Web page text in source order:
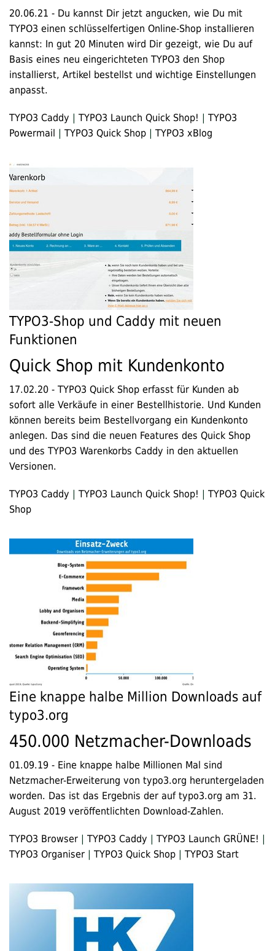
20.06.21 - Du kannst Dir jetzt angucken, wie Du mit
TYPO3 einen schlüsselfertigen Online-Shop installieren
kannst: In gut 20 Minuten wird Dir gezeigt, wie Du auf
Basis eines neu eingerichteten TYPO3 den Shop
installierst, Artikel bestellst und wichtige Einstellungen
anpasst.
TYPO3 Caddy TYPO3 Launch Quick Shop!
TYPO3
Powermail
TYPO3 Quick Shop TYPO3 xBlog
TYPO3-Shop und Caddy mit neuen
Funktionen
Quick Shop mit Kundenkonto
17.02.20 - TYPO3 Quick Shop erfasst für Kunden ab
sofort alle Verkäufe in einer Bestellhistorie. Und Kunden
können bereits beim Bestellvorgang ein Kundenkonto
anlegen. Das sind die neuen Features des Quick Shop
und des TYPO3 Warenkorbs Caddy in den aktuellen
Versionen.
TYPO3 Caddy | TYPO3 Launch Quick Shop! | TYPO3 Quick
Shop
Eine knappe halbe Million Downloads auf
typo3.org
450.000 Netzmacher-Downloads
01.09.19 - Eine knappe halbe Millionen Mal sind
Netzmacher-Erweiterung von typo3.org heruntergeladen
worden. Das ist das Ergebnis der auf typo3.org am 31.
August 2019 veröffentlichten Download-Zahlen.
TYPO3 Browser | TYPO3 Caddy | TYPO3 Launch GRÜNE! |
TYPO3 Organiser | TYPO3 Quick Shop | TYPO3 Start